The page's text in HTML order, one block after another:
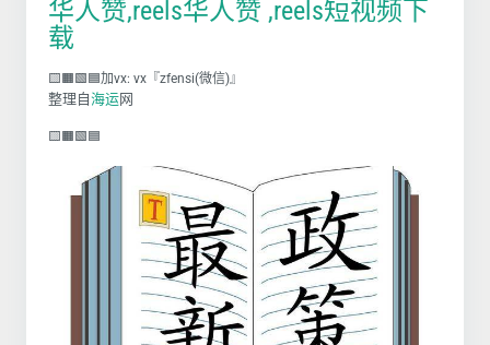
华人赞,reels华人赞 ,reels短视频下
载
🟨🟧🟩🟦加vx: vx『zfensi(微信)』
整理自海运网
🟨🟧🟩🟦